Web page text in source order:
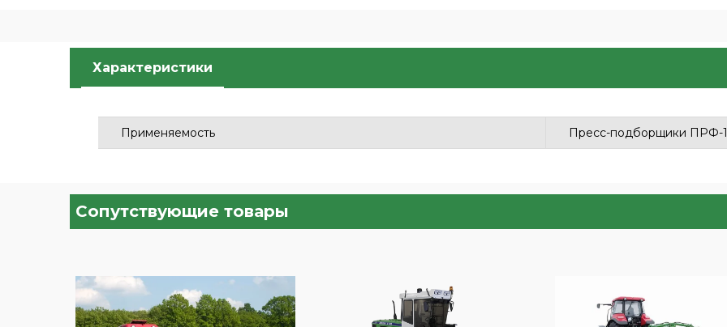
Характеристики
Применяемость Пресс-подборщики ПРФ-
Сопутствующие товары